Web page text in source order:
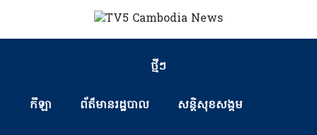
ថ្មីៗ
កីឡា ព័ត៏មានរដ្ឋបាល សន្តិសុខសង្គម